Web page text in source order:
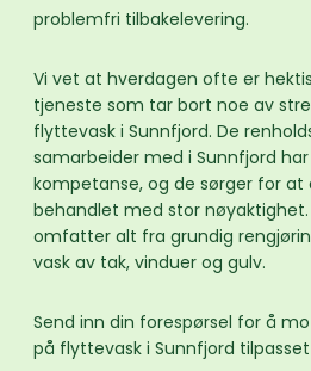
problemfri tilbakelevering.
Vi vet at hverdagen ofte er
tjeneste som tar bort noe av
flyttevask i Sunnfjord. De
samarbeider med i Sunnfjord
kompetanse, og de sørger for at
behandlet med stor nøyaktighet.
omfatter alt fra grundig
vask av tak, vinduer og gulv.
Send inn din forespørsel for å
på flyttevask i Sunnfjord